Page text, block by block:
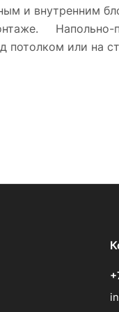
и внутренним
Напольно-
потолком или на